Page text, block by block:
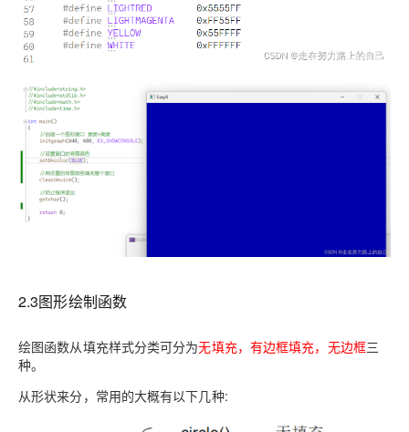
2.3图形绘制函数
绘图函数从填充样式分类可分为无填充，有边框填充，无边框三
种。
从形状来分，常用的大概有以下几种: